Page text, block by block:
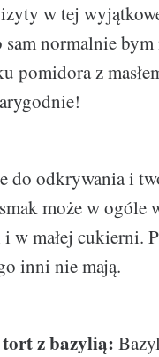
w tej
sam normalnie
pomidora z
do odkrywania i
może w ogóle
w małej cukierni.
inni nie mają.
tort z bazylią: